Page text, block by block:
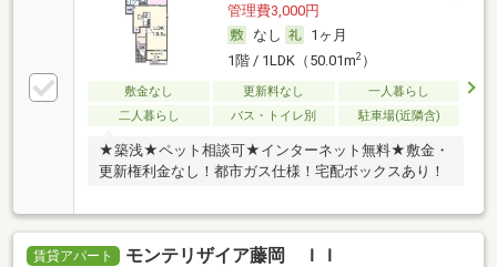
管理費3,000円
なし
1ヶ月
1階 / 1LDK（50.01m2）
敷金なし 更新料なし
一人暮らし
二人暮らし
バス・トイレ別 駐車場(近隣含)
★築浅★ペット相談可★インターネット無料★敷金・
更新権利金なし！都市ガス仕様！宅配ボックスあり！
賃貸アパート モンテリザイア藤岡 ＩＩ